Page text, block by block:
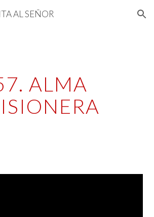
Skip to navigation
AL SEÑOR